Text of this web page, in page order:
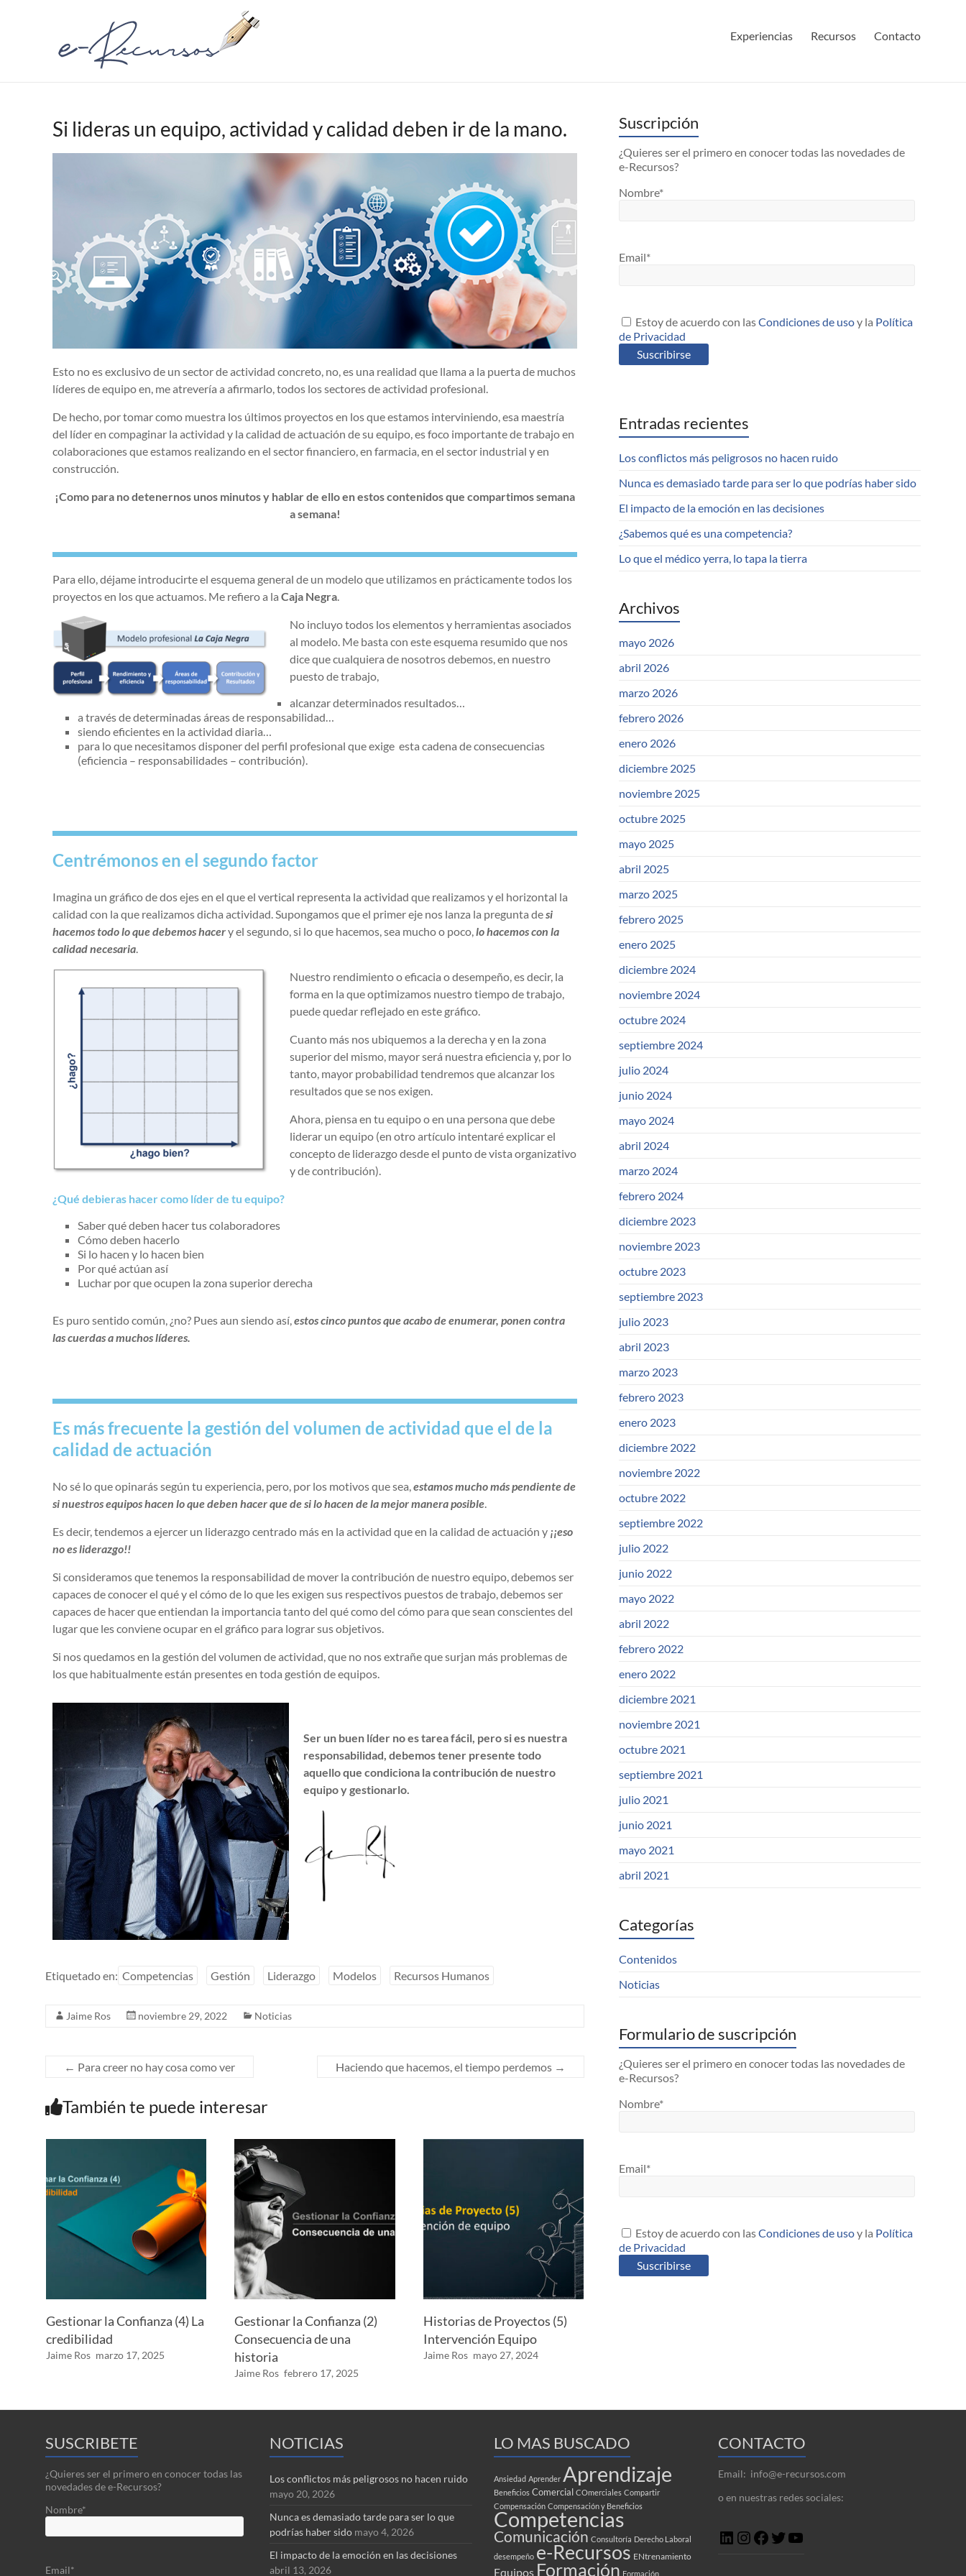
Experiencias Recursos Contacto
Si lideras un equipo, actividad y calidad deben ir de la mano.
Esto no es exclusivo de un sector de actividad concreto, no, es una realidad que llama a la puerta de muchos
líderes de equipo en, me atrevería a afirmarlo, todos los sectores de actividad profesional.
De hecho, por tomar como muestra los últimos proyectos en los que estamos interviniendo, esa maestría
del líder en compaginar la actividad y la calidad de actuación de su equipo, es foco importante de trabajo en
colaboraciones que estamos realizando en el sector financiero, en farmacia, en el sector industrial y en
construcción.
¡Como para no detenernos unos minutos y hablar de ello en estos contenidos que compartimos semana
a semana!
Para ello, déjame introducirte el esquema general de un modelo que utilizamos en prácticamente todos los
proyectos en los que actuamos. Me refiero a la Caja Negra.
No incluyo todos los elementos y herramientas asociados
al modelo. Me basta con este esquema resumido que nos
dice que cualquiera de nosotros debemos, en nuestro
puesto de trabajo,
alcanzar determinados resultados…
a través de determinadas áreas de responsabilidad…
siendo eficientes en la actividad diaria…
para lo que necesitamos disponer del perfil profesional que exige esta cadena de consecuencias
(eficiencia – responsabilidades – contribución).
Centrémonos en el segundo factor
Imagina un gráfico de dos ejes en el que el vertical representa la actividad que realizamos y el horizontal la
calidad con la que realizamos dicha actividad. Supongamos que el primer eje nos lanza la pregunta desi
hacemos todo lo que debemos hacery el segundo, si lo que hacemos, sea mucho o poco,lo hacemos con la
calidad necesaria.
Nuestro rendimiento o eficacia o desempeño, es decir, la
forma en la que optimizamos nuestro tiempo de trabajo,
puede quedar reflejado en este gráfico.
Cuanto más nos ubiquemos a la derecha y en la zona
superior del mismo, mayor será nuestra eficiencia y, por lo
tanto, mayor probabilidad tendremos que alcanzar los
resultados que se nos exigen.
Ahora, piensa en tu equipo o en una persona que debe
liderar un equipo (en otro artículo intentaré explicar el
concepto de liderazgo desde el punto de vista organizativo
y de contribución).
¿Qué debieras hacer como líder de tu equipo?
Saber qué deben hacer tus colaboradores
Cómo deben hacerlo
Si lo hacen y lo hacen bien
Por qué actúan así
Luchar por que ocupen la zona superior derecha
Es puro sentido común, ¿no? Pues aun siendo así,estos cinco puntos que acabo de enumerar, ponen contra
las cuerdas a muchos líderes.
Es más frecuente la gestión del volumen de actividad que el de la
calidad de actuación
No sé lo que opinarás según tu experiencia, pero, por los motivos que sea,estamos mucho más pendiente de
si nuestros equipos hacen lo que deben hacer que de si lo hacen de la mejor manera posible.
Es decir, tendemos a ejercer un liderazgo centrado más en la actividad que en la calidad de actuación y ¡¡eso
no es liderazgo!!
Si consideramos que tenemos la responsabilidad de mover la contribución de nuestro equipo, debemos ser
capaces de conocer el qué y el cómo de lo que les exigen sus respectivos puestos de trabajo, debemos ser
capaces de hacer que entiendan la importancia tanto del qué como del cómo para que sean conscientes del
lugar que les conviene ocupar en el gráfico para lograr sus objetivos.
Si nos quedamos en la gestión del volumen de actividad, que no nos extrañe que surjan más problemas de
los que habitualmente están presentes en toda gestión de equipos.
Ser un buen líder no es tarea fácil, pero si es nuestra
responsabilidad, debemos tener presente todo
aquello que condiciona la contribución de nuestro
equipo y gestionarlo.
Etiquetado en: Competencias Gestión Liderazgo Modelos Recursos Humanos
Jaime Ros noviembre 29, 2022 Noticias
← Para creer no hay cosa como ver Haciendo que hacemos, el tiempo perdemos →
También te puede interesar
Gestionar la Confianza (4) La
credibilidad
Jaime Ros marzo 17, 2025
Gestionar la Confianza (2)
Consecuencia de una
historia
Jaime Ros febrero 17, 2025
Historias de Proyectos (5)
Intervención Equipo
Jaime Ros mayo 27, 2024
Suscripción
¿Quieres ser el primero en conocer todas las novedades de
e-Recursos?
Nombre*
Email*
Estoy de acuerdo con lasCondiciones de usoy la Política
de Privacidad
Entradas recientes
Los conflictos más peligrosos no hacen ruido
Nunca es demasiado tarde para ser lo que podrías haber sido
El impacto de la emoción en las decisiones
¿Sabemos qué es una competencia?
Lo que el médico yerra, lo tapa la tierra
Archivos
mayo 2026
abril 2026
marzo 2026
febrero 2026
enero 2026
diciembre 2025
noviembre 2025
octubre 2025
mayo 2025
abril 2025
marzo 2025
febrero 2025
enero 2025
diciembre 2024
noviembre 2024
octubre 2024
septiembre 2024
julio 2024
junio 2024
mayo 2024
abril 2024
marzo 2024
febrero 2024
diciembre 2023
noviembre 2023
octubre 2023
septiembre 2023
julio 2023
abril 2023
marzo 2023
febrero 2023
enero 2023
diciembre 2022
noviembre 2022
octubre 2022
septiembre 2022
julio 2022
junio 2022
mayo 2022
abril 2022
febrero 2022
enero 2022
diciembre 2021
noviembre 2021
octubre 2021
septiembre 2021
julio 2021
junio 2021
mayo 2021
abril 2021
Categorías
Contenidos
Noticias
Formulario de suscripción
¿Quieres ser el primero en conocer todas las novedades de
e-Recursos?
Nombre*
Email*
Estoy de acuerdo con lasCondiciones de usoy la Política
de Privacidad
SUSCRIBETE
¿Quieres ser el primero en conocer todas las
novedades de e-Recursos?
Nombre*
Email*
NOTICIAS
Los conflictos más peligrosos no hacen ruido
mayo 20, 2026
Nunca es demasiado tarde para ser lo que
podrías haber sido mayo 4, 2026
El impacto de la emoción en las decisiones
abril 13, 2026
LO MAS BUSCADO
Ansiedad Aprender Aprendizaje
Beneficios Comercial COmerciales Compartir
Compensación Compensación y Beneficios
Competencias
Comunicación Consultoría Derecho Laboral
desempeño e-Recursos ENtrenamiento
Equipos Formación Formación
CONTACTO
Email: info@e-recursos.com
o en nuestras redes sociales: